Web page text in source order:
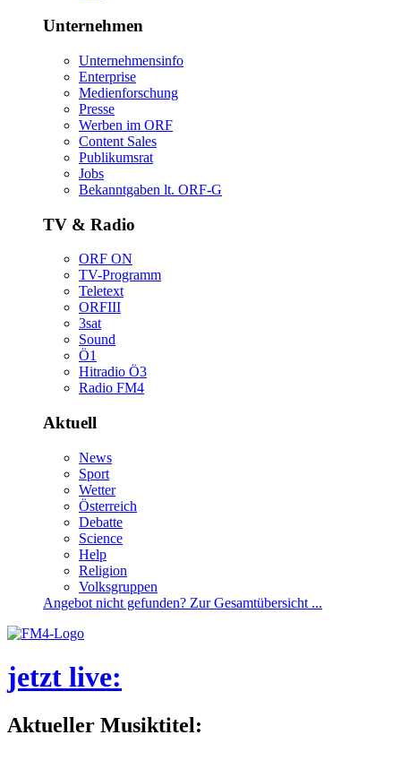
Unternehmen
Unternehmensinfo
Enterprise
Medienforschung
Presse
WerbenimORF
ContentSales
Publikumsrat
Jobs
Bekanntgabenlt.ORF-G
TV&Radio
ORFON
TV-Programm
Teletext
ORFIII
3sat
Sound
Ö1
HitradioÖ3
RadioFM4
Aktuell
News
Sport
Wetter
Österreich
Debatte
Science
Help
Religion
Volksgruppen
Angebotnichtgefunden?ZurGesamtübersicht...
jetztlive:
AktuellerMusiktitel: